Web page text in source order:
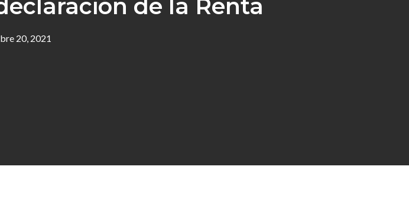
de la Renta
20, 2021